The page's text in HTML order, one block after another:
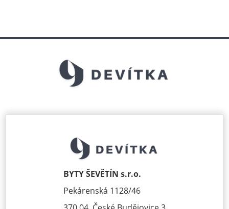
BYTY ŠEVĚTÍN s.r.o.
Pekárenská 1128/46